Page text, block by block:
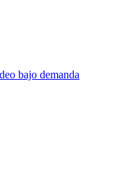
bajo demanda